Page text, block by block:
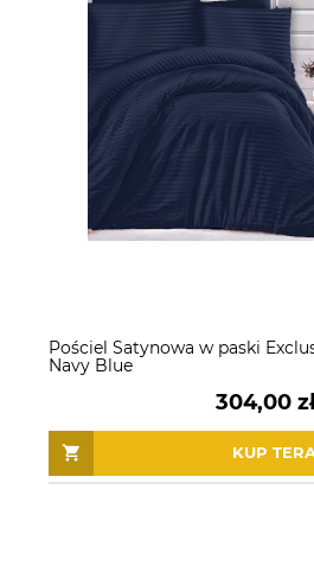
Pościel Satynowa w paski
Navy Blue
304,00
KUP